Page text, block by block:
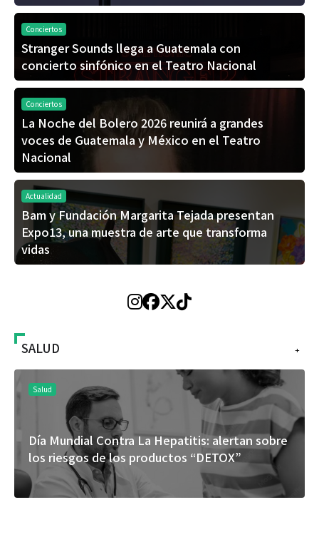
Conciertos
Stranger Sounds llega a Guatemala con
concierto sinfónico en el Teatro Nacional
Conciertos
La Noche del Bolero 2026 reunirá a grandes
voces de Guatemala y México en el Teatro
Nacional
Actualidad
Bam y Fundación Margarita Tejada presentan
Expo13, una muestra de arte que transforma
vidas
+
SALUD
Salud
Día Mundial Contra La Hepatitis: alertan sobre
los riesgos de los productos “DETOX”